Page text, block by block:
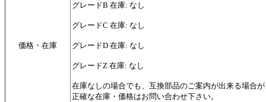
価格・在庫
グレードB 在庫: なし
グレードC 在庫: なし
グレードD 在庫: なし
グレードZ 在庫: なし
在庫なしの場合でも、互換部品のご案内が出来る場合
正確な在庫・価格はお問い合わせ下さい。